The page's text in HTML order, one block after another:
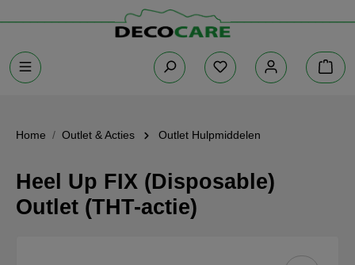
Home Outlet & Acties Outlet Hulpmiddelen
Heel Up FIX (Disposable)
Outlet (THT-actie)